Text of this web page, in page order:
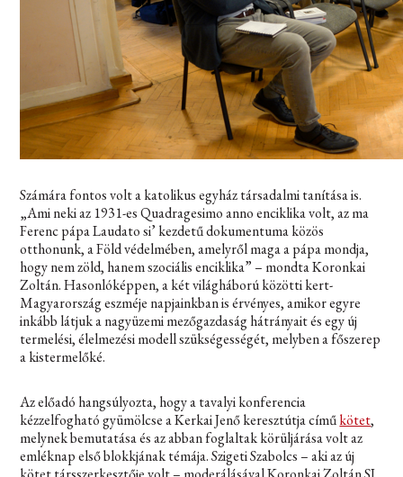
Számára fontos volt a katolikus egyház társadalmi tanítása is.
„Ami neki az 1931-es Quadragesimo anno enciklika volt, az ma
Ferenc pápa Laudato si’ kezdetű dokumentuma közös
otthonunk, a Föld védelmében, amelyről maga a pápa mondja,
hogy nem zöld, hanem szociális enciklika” – mondta Koronkai
Zoltán. Hasonlóképpen, a két világháború közötti kert-
Magyarország eszméje napjainkban is érvényes, amikor egyre
inkább látjuk a nagyüzemi mezőgazdaság hátrányait és egy új
termelési, élelmezési modell szükségességét, melyben a főszerep
a kistermelőké.
Az előadó hangsúlyozta, hogy a tavalyi konferencia
kézzelfogható gyümölcse a Kerkai Jenő keresztútja címűkötet,
melynek bemutatása és az abban foglaltak körüljárása volt az
emléknap első blokkjának témája. Szigeti Szabolcs – aki az új